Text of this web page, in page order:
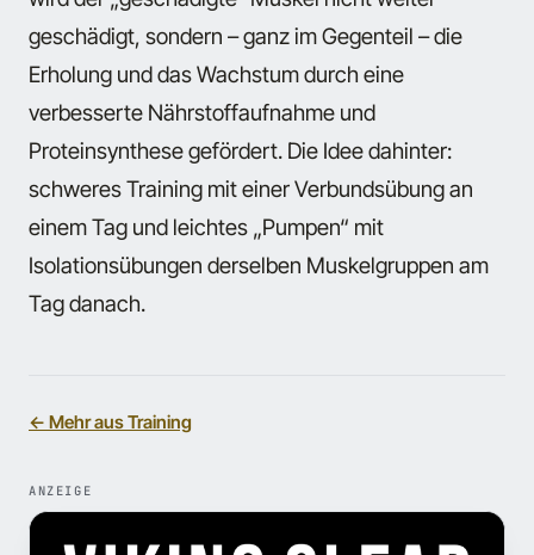
geschädigt, sondern – ganz im Gegenteil – die
Erholung und das Wachstum durch eine
verbesserte Nährstoffaufnahme und
Proteinsynthese gefördert. Die Idee dahinter:
schweres Training mit einer Verbundsübung an
einem Tag und leichtes „Pumpen“ mit
Isolationsübungen derselben Muskelgruppen am
Tag danach.
← Mehr aus Training
ANZEIGE